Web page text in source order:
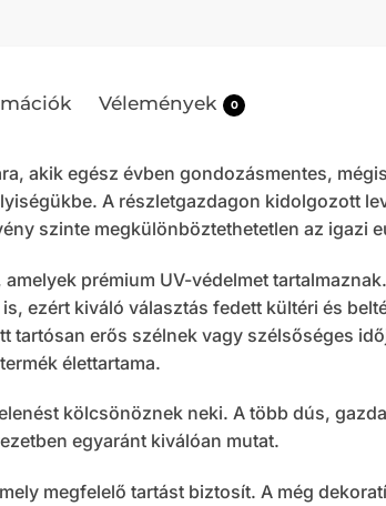
Vélemények 0
akik egész évben gondozásmentes,
A részletgazdagon kidolgozott
szinte megkülönböztethetetlen az igazi
prémium UV-védelmet
ezért kiváló választás fedett kültéri és
tartósan erős szélnek vagy szélsőséges
élettartama.
kölcsönöznek neki. A több dús,
egyaránt kiválóan mutat.
megfelelő tartást biztosít. A még